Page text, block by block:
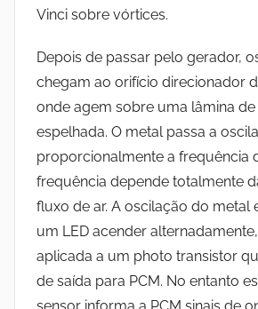
Vinci sobre vórtices.
Depois de passar pelo gerador,
chegam ao orifício direcionador
onde agem sobre uma lâmina
espelhada. O metal passa a
proporcionalmente a frequência
frequência depende totalmente
fluxo de ar. A oscilação do metal
um LED acender
aplicada a um photo transistor
de saída para PCM. No entanto
sensor informa a PCM sinais de o